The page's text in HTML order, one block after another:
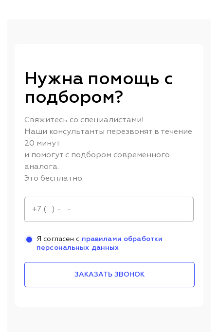
Нужна помощь с
подбором?
Свяжитесь со специалистами!
Наши консультанты перезвонят в течение
20 минут
и помогут с подбором современного
аналога.
Это бесплатно.
Я согласен с правилами обработки
персональных данных
ЗАКАЗАТЬ ЗВОНОК